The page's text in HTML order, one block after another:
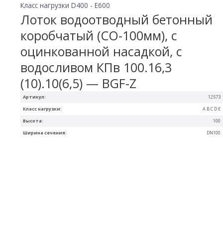
Артикул: 12573
Ширина сечения: DN100
Высота: 100
Класс нагрузки: A B C D E
Класс нагрузки D400 - E600
Лоток водоотводный бетонный
коробчатый (СО-100мм), с
оцинкованной насадкой, с
водосливом КПв 100.16,3
(10).10(6,5) — BGF-Z